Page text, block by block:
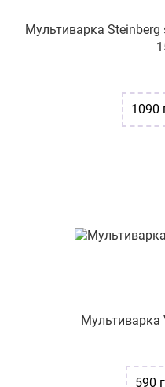
Мультиварка Steinberg
1090
Мультиварка
590